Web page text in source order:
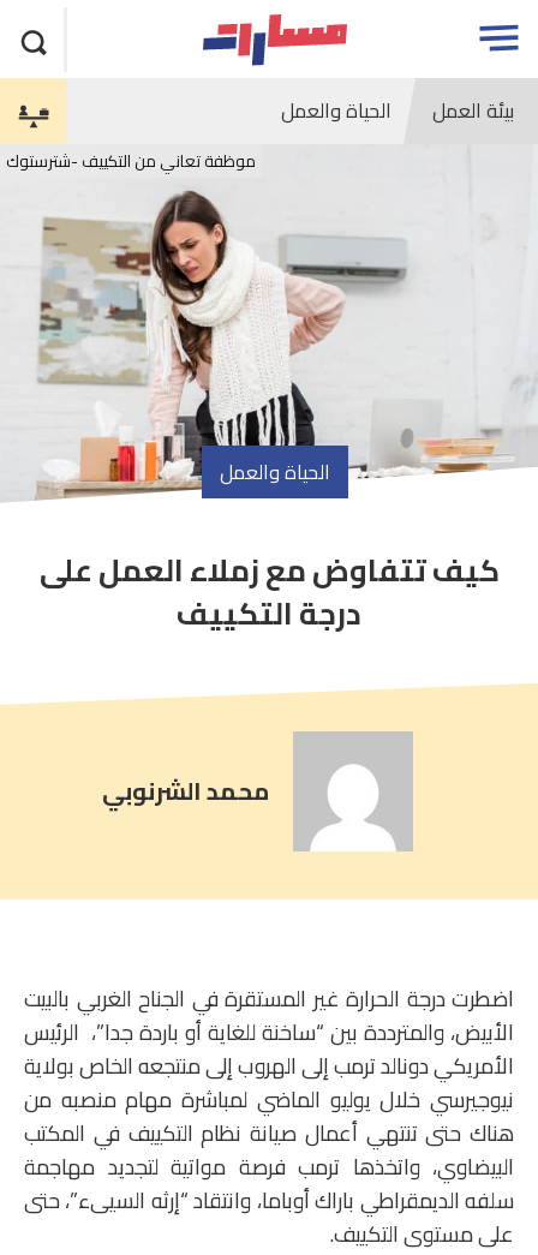
تجاوز
الاعلان
Open
menu
بيئة العمل الحياة والعمل
موظفة تعاني من التكييف -شترستوك
الحياة والعمل
article
comment
count
كيف تتفاوض مع زملاء العمل على
درجة التكييف
محمد الشرنوبي
اضطرت درجة الحرارة غير المستقرة في الجناح الغربي بالبيت
الأبيض، والمترددة بين “ساخنة للغاية أو باردة جدا”، الرئيس
الأمريكي دونالد ترمب إلى الهروب إلى منتجعه الخاص بولاية
نيوجيرسي خلال يوليو الماضي لمباشرة مهام منصبه من
هناك حتى تنتهي أعمال صيانة نظام التكييف في المكتب
البيضاوي، واتخذها ترمب فرصة مواتية لتجديد مهاجمة
سلفه الديمقراطي باراك أوباما، وانتقاد “إرثه السيىء”، حتى
على مستوى التكييف.